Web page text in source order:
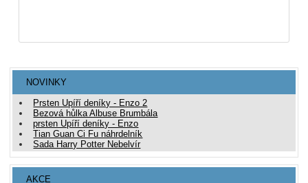
NOVINKY
Prsten Upíří deníky - Enzo 2
Bezová hůlka Albuse Brumbála
prsten Upíří deníky - Enzo
Tian Guan Ci Fu náhrdelník
Sada Harry Potter Nebelvír
AKCE